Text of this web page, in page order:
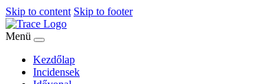
Skip to content Skip to footer
Menü
Kezdőlap
Incidensek